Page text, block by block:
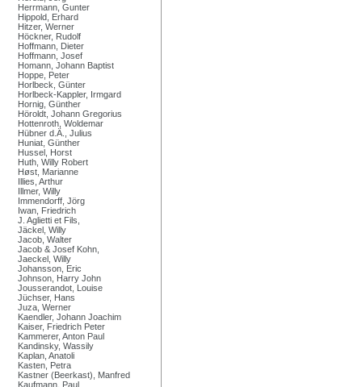
Herrmann, Gunter
Hippold, Erhard
Hitzer, Werner
Höckner, Rudolf
Hoffmann, Dieter
Hoffmann, Josef
Homann, Johann Baptist
Hoppe, Peter
Horlbeck, Günter
Horlbeck-Kappler, Irmgard
Hornig, Günther
Höroldt, Johann Gregorius
Hottenroth, Woldemar
Hübner d.Ä., Julius
Huniat, Günther
Hussel, Horst
Huth, Willy Robert
Høst, Marianne
Illies, Arthur
Illmer, Willy
Immendorff, Jörg
Iwan, Friedrich
J. Aglietti et Fils,
Jäckel, Willy
Jacob, Walter
Jacob & Josef Kohn,
Jaeckel, Willy
Johansson, Eric
Johnson, Harry John
Jousserandot, Louise
Jüchser, Hans
Juza, Werner
Kaendler, Johann Joachim
Kaiser, Friedrich Peter
Kammerer, Anton Paul
Kandinsky, Wassily
Kaplan, Anatoli
Kasten, Petra
Kastner (Beerkast), Manfred
Kaufmann, Paul